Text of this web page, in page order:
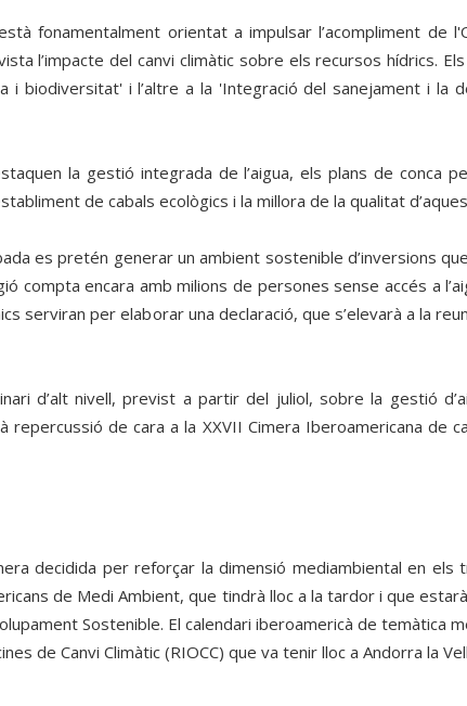
fonamentalment orientat a impulsar l’acompliment de
l’impacte del canvi climàtic sobre els recursos hídrics.
i biodiversitat' i l’altre a la 'Integració del sanejament i la
la gestió integrada de l’aigua, els plans de conca
de cabals ecològics i la millora de la qualitat
es pretén generar un ambient sostenible d’inversions
compta encara amb milions de persones sense accés a
serviran per elaborar una declaració, que s’elevarà a la
d’alt nivell, previst a partir del juliol, sobre la gestió
de cara a la XXVII Cimera Iberoamericana de
decidida per reforçar la dimensió mediambiental en els
de Medi Ambient, que tindrà lloc a la tardor i que
Sostenible. El calendari iberoamericà de temàtica
de Canvi Climàtic (RIOCC) que va tenir lloc a Andorra la